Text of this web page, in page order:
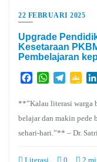
22 FEBRUARI 2025
Upgrade
Kesetaraan
Pembelajaran
FacebookWhatsApp
Telegram
**”Kalau literasi warga
belajar dan makin pede
sehari-hari.”** – Dr.
Literasi 0 2